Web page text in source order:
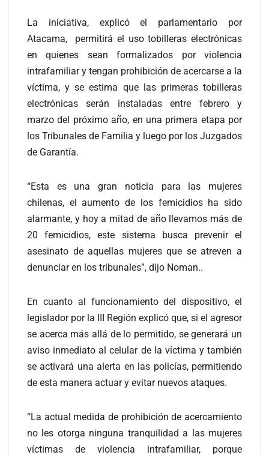
La iniciativa, explicó el parlamentario por
Atacama, permitirá el uso tobilleras electrónicas
en quienes sean formalizados por violencia
intrafamiliar y tengan prohibición de acercarse a la
víctima, y se estima que las primeras tobilleras
electrónicas serán instaladas entre febrero y
marzo del próximo año, en una primera etapa por
los Tribunales de Familia y luego por los Juzgados
de Garantía.
“Esta es una gran noticia para las mujeres
chilenas, el aumento de los femicidios ha sido
alarmante, y hoy a mitad de año llevamos más de
20 femicidios, este sistema busca prevenir el
asesinato de aquellas mujeres que se atreven a
denunciar en los tribunales”, dijo Noman..
En cuanto al funcionamiento del dispositivo, el
legislador por la III Región explicó que, si el agresor
se acerca más allá de lo permitido, se generará un
aviso inmediato al celular de la víctima y también
se activará una alerta en las policías, permitiendo
de esta manera actuar y evitar nuevos ataques.
“La actual medida de prohibición de acercamiento
no les otorga ninguna tranquilidad a las mujeres
víctimas de violencia intrafamiliar, porque